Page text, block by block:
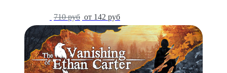
710 руб от 142 руб